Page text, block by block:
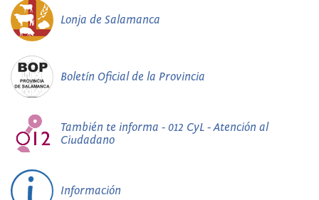
Lonja de Salamanca
Boletín Oficial de la Provincia
También te informa - 012 CyL - Atención al
Ciudadano
Información